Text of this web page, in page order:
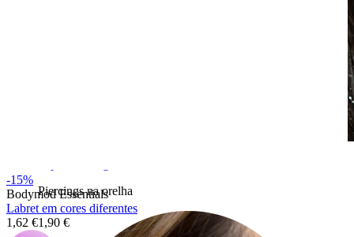
Piercings na orelha
-15%
Bodymod Essentials
Labret em cores diferentes
1,62 €1,90 €